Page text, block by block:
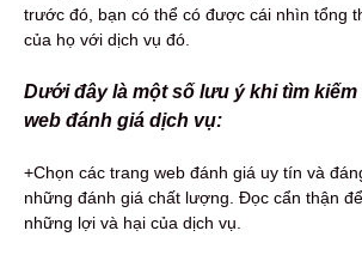
trước đó, bạn có thể có được cái nhìn tổng
của họ với dịch vụ đó.
Dưới đây là một số lưu ý khi tìm
web đánh giá dịch vụ:
+Chọn các trang web đánh giá uy tín và
những đánh giá chất lượng. Đọc cẩn thận
những lợi và hại của dịch vụ.